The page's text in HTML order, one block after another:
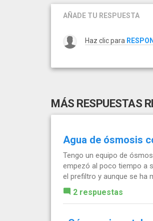
AÑADE TU RESPUESTA
Haz clic para
MÁS RESPUESTAS
Agua de ósmosis
Tengo un equipo de
empezó al poco tiempo a
el prefiltro y aunque se ha
2 respuestas